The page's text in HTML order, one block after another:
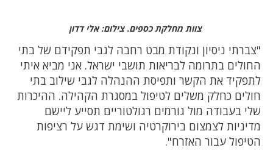
צוות מחלקת כספים. צילום: אלי דדון
"צברתי ניסיון ונקודת מבט רחבה לגבי תפקידם של בתי
החולים בתרומה לבריאות תושבי ישראל. אני מביא איתי
לתפקיד את הקשר ותפיסת ההנהלה לגבי שילוב בתי
חולים כחלק משלים לטיפול במסגרת הקהילה. ההיכרות
שלי בעבודה מול גורמים רגולטוריים תסייע ליישם
מדיניות לצמצום בירוקרטיה ושימת דגש על רציפות
הטיפול עבור האזרח".